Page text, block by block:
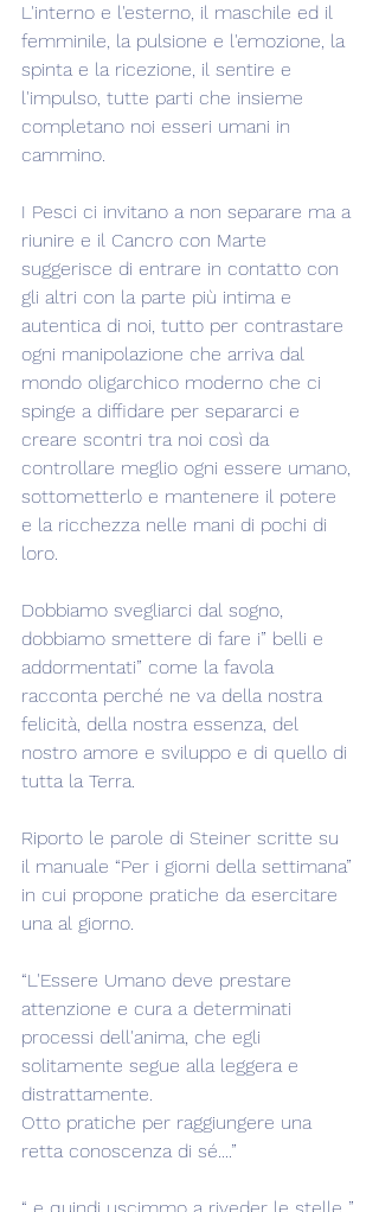
L'interno e l'esterno, il maschile ed il
femminile, la pulsione e l'emozione, la
spinta e la ricezione, il sentire e
l'impulso, tutte parti che insieme
completano noi esseri umani in
cammino.
I Pesci ci invitano a non separare ma a
riunire e il Cancro con Marte
suggerisce di entrare in contatto con
gli altri con la parte più intima e
autentica di noi, tutto per contrastare
ogni manipolazione che arriva dal
mondo oligarchico moderno che ci
spinge a diffidare per separarci e
creare scontri tra noi così da
controllare meglio ogni essere umano,
sottometterlo e mantenere il potere
e la ricchezza nelle mani di pochi di
loro.
Dobbiamo svegliarci dal sogno,
dobbiamo smettere di fare i” belli e
addormentati” come la favola
racconta perché ne va della nostra
felicità, della nostra essenza, del
nostro amore e sviluppo e di quello di
tutta la Terra.
Riporto le parole di Steiner scritte su
il manuale “Per i giorni della settimana”
in cui propone pratiche da esercitare
una al giorno.
“L'Essere Umano deve prestare
attenzione e cura a determinati
processi dell'anima, che egli
solitamente segue alla leggera e
distrattamente.
Otto pratiche per raggiungere una
retta conoscenza di sé....”